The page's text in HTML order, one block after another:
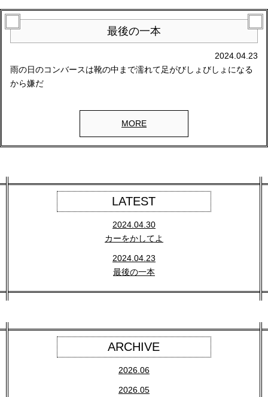
最後の一本
2024.04.23
雨の日のコンバースは靴の中まで濡れて足がびしょびしょになる
から嫌だ
MORE
LATEST
2024.04.30
カーをかしてよ
2024.04.23
最後の一本
ARCHIVE
2026.06
2026.05